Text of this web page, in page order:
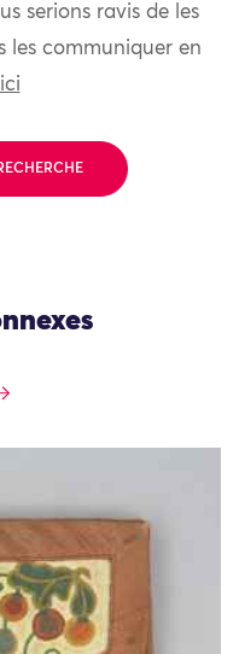
serions ravis de les
les communiquer en
ici